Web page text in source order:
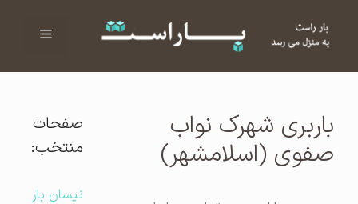
فهرست
باربری شهرک نواب
صفوی (اسلامشهر)
صفحات
منتخب:
نیسان بار